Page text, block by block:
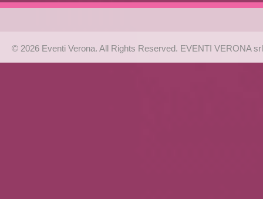
© 2026 Eventi Verona. All Rights Reserved. EVENTI VERONA